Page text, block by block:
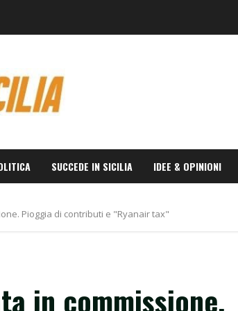
SUCCEDE IN SICILIA IDEE & OPINIONI
Pioggia di contributi e "Ryanair tax"
in commissione.